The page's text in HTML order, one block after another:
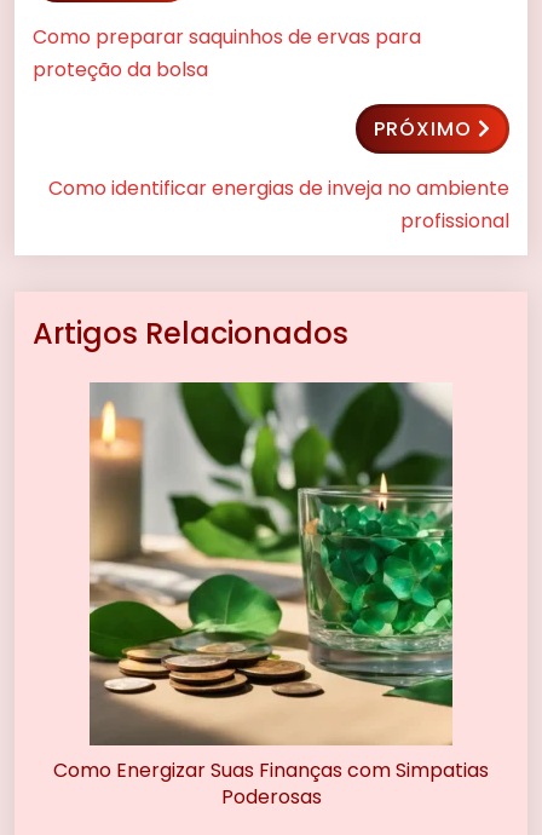
Como preparar saquinhos de ervas para
proteção da bolsa
PRÓXIMO
Como identificar energias de inveja no ambiente
profissional
Artigos Relacionados
Como Energizar Suas Finanças com Simpatias
Poderosas